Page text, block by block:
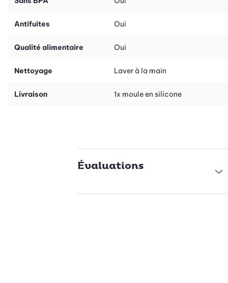
Antifuites Oui
Qualité alimentaire Oui
Nettoyage Laver à la main
Livraison 1x moule en silicone
Évaluations